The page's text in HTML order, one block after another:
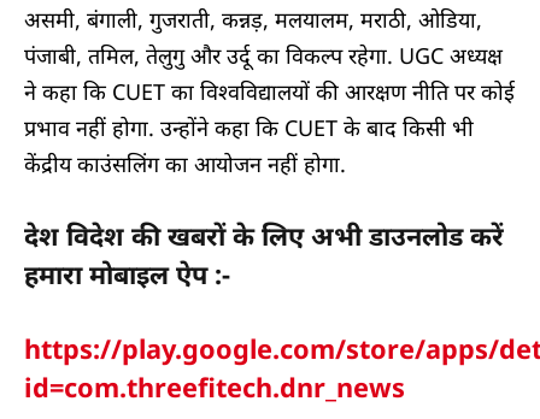
असमी, बंगाली, गुजराती, कन्नड़, मलयालम, मराठी, ओडिया,
पंजाबी, तमिल, तेलुगु और उर्दू का विकल्प रहेगा. UGC अध्यक्ष
ने कहा कि CUET का विश्वविद्यालयों की आरक्षण नीति पर कोई
प्रभाव नहीं होगा. उन्होंने कहा कि CUET के बाद किसी भी
केंद्रीय काउंसलिंग का आयोजन नहीं होगा.
देश विदेश की खबरों के लिए अभी डाउनलोड करें
हमारा मोबाइल ऐप :-
https://play.google.com/store/apps/
id=com.threefitech.dnr_news